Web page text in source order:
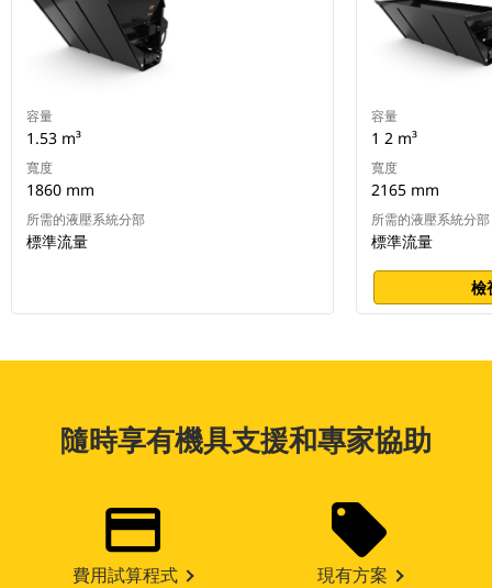
容量
1.53 m³
寬度
1860 mm
所需的液壓系統分部
標準流量
容量
1 2 m³
寬度
2165 mm
所需的液壓系統分部
標準流量
檢
隨時享有機具支援和專家協助
費用試算程式 現有方案